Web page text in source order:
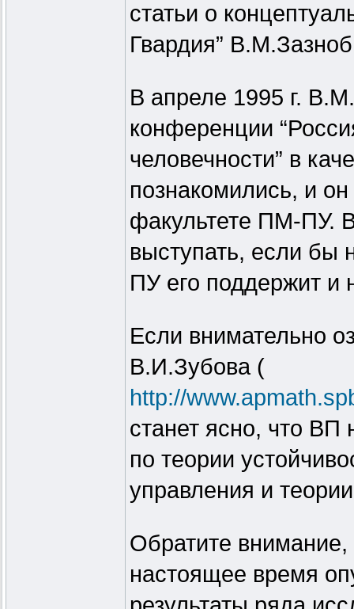
статьи о
Гвардия”
В апреле 1995 г.
конференции
человечности” в
познакомились, и
факультете ПМ-ПУ.
выступать, если бы
ПУ его поддержит и
Если внимательно
В.И.Зубова (
http://
станет ясно, что ВП
по теории
управления и
Обратите
настоящее время